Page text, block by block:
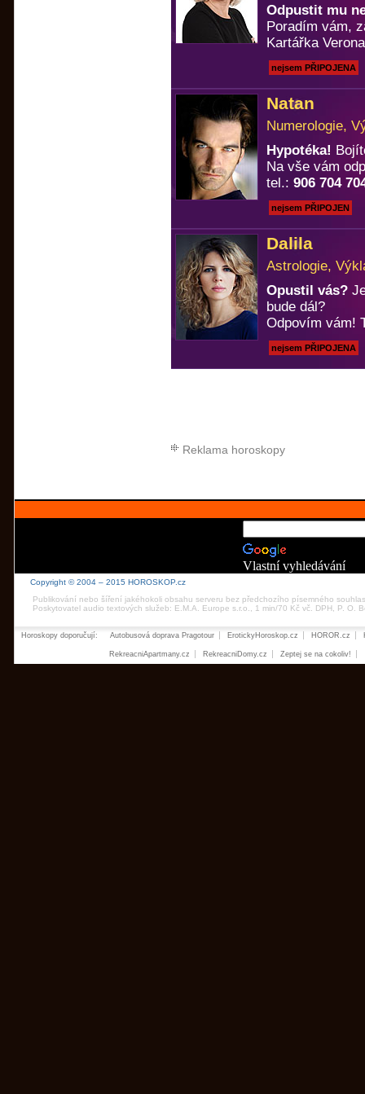
Odpustit mu
Poradím vám,
Kartářka Verona
nejsem PŘIPOJENA
Natan
Numerologie,
Hypotéka!
Na vše vám
tel.: 906 704
nejsem PŘIPOJEN
Dalila
Astrologie,
Opustil vás?
bude dál?
Odpovím vám!
nejsem PŘIPOJENA
Reklama horoskopy
Vlastní vyhledávání
Copyright © 2004 – 2015 HOROSKOP.cz
Publikování nebo šíření jakéhokoli obsahu serveru bez předchozího písemného
Poskytovatel audio textových služeb: E.M.A. Europe s.r.o., 1 min/70 Kč vč. DPH, P. O.
Horoskopy doporučují: Autobusová doprava Pragotour ErotickyHoroskop.cz HOROR.cz
RekreacniApartmany.cz RekreacniDomy.cz Zeptej se na cokoliv!